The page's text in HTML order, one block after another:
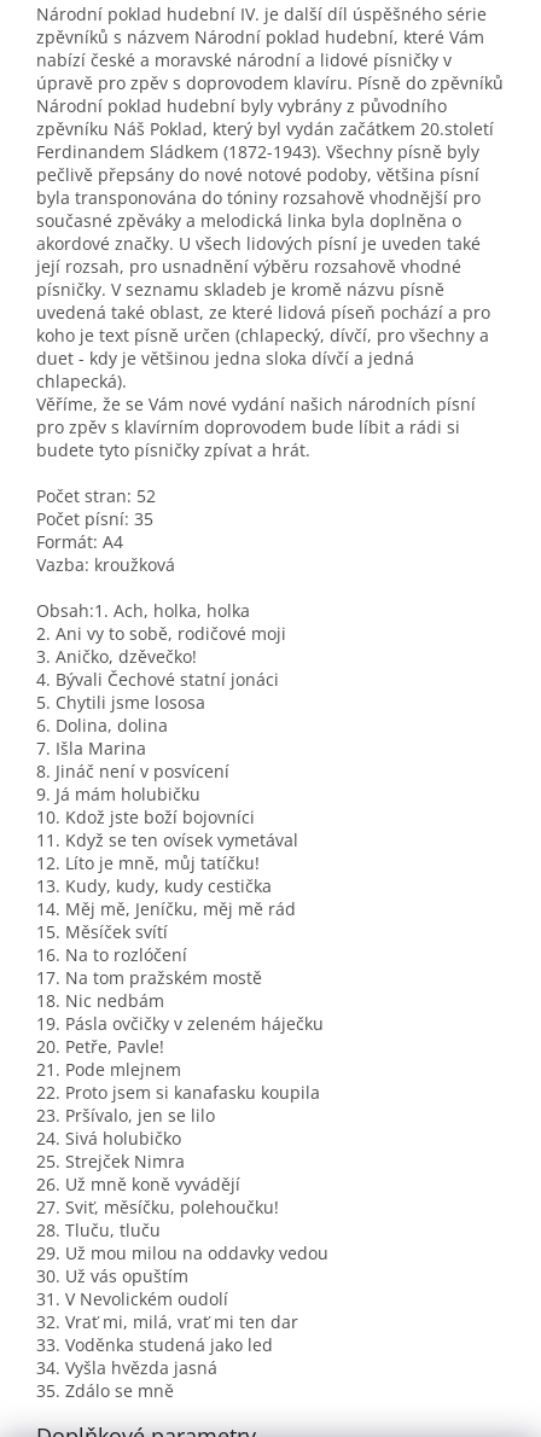
Národní poklad hudební IV. je další díl úspěšného série
zpěvníků s názvem Národní poklad hudební, které Vám
nabízí české a moravské národní a lidové písničky v
úpravě pro zpěv s doprovodem klavíru. Písně do zpěvníků
Národní poklad hudební byly vybrány z původního
zpěvníku Náš Poklad, který byl vydán začátkem 20.století
Ferdinandem Sládkem (1872-1943). Všechny písně byly
pečlivě přepsány do nové notové podoby, většina písní
byla transponována do tóniny rozsahově vhodnější pro
současné zpěváky a melodická linka byla doplněna o
akordové značky. U všech lidových písní je uveden také
její rozsah, pro usnadnění výběru rozsahově vhodné
písničky. V seznamu skladeb je kromě názvu písně
uvedená také oblast, ze které lidová píseň pochází a pro
koho je text písně určen (chlapecký, dívčí, pro všechny a
duet - kdy je většinou jedna sloka dívčí a jedná
chlapecká).
Věříme, že se Vám nové vydání našich národních písní
pro zpěv s klavírním doprovodem bude líbit a rádi si
budete tyto písničky zpívat a hrát.
Počet stran: 52
Počet písní: 35
Formát: A4
Vazba: kroužková
Obsah:1. Ach, holka, holka
2. Ani vy to sobě, rodičové moji
3. Aničko, dzěvečko!
4. Bývali Čechové statní jonáci
5. Chytili jsme lososa
6. Dolina, dolina
7. Išla Marina
8. Jináč není v posvícení
9. Já mám holubičku
10. Kdož jste boží bojovníci
11. Když se ten ovísek vymetával
12. Líto je mně, můj tatíčku!
13. Kudy, kudy, kudy cestička
14. Měj mě, Jeníčku, měj mě rád
15. Měsíček svítí
16. Na to rozlóčení
17. Na tom pražském mostě
18. Nic nedbám
19. Pásla ovčičky v zeleném háječku
20. Petře, Pavle!
21. Pode mlejnem
22. Proto jsem si kanafasku koupila
23. Pršívalo, jen se lilo
24. Sivá holubičko
25. Strejček Nimra
26. Už mně koně vyvádějí
27. Sviť, měsíčku, polehoučku!
28. Tluču, tluču
29. Už mou milou na oddavky vedou
30. Už vás opuštím
31. V Nevolickém oudolí
32. Vrať mi, milá, vrať mi ten dar
33. Voděnka studená jako led
34. Vyšla hvězda jasná
35. Zdálo se mně